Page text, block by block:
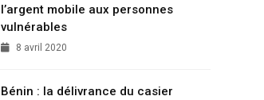
l’argent mobile aux personnes
vulnérables
8 avril 2020
Bénin : la délivrance du casier